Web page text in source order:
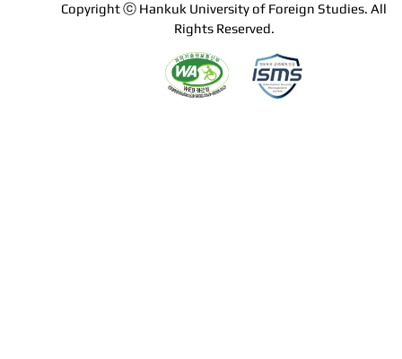
Copyright ⓒ Hankuk University of Foreign Studies. All
Rights Reserved.